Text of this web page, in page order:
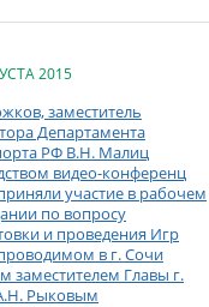
2015
заместитель
Департамента
РФ В.Н. Малиц
видео-конференц
участие в рабочем
по вопросу
и проведения Игр
в г. Сочи
заместителем Главы г.
Рыковым